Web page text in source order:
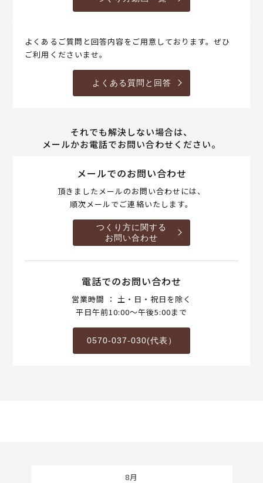
よくあるご質問と回答内容をご用意しております。ぜひ
ご利用くださいませ。
よくある質問と回答
それでも解決しない場合は、
メールかお電話でお問い合わせください。
メールでのお問い合わせ
頂きましたメールのお問い合わせには、
順次メールでご連絡いたします。
つくり方に関する
お問い合わせ
電話でのお問い合わせ
営業時間 ： 土・日・祝日を除く
平日午前10:00～午後5:00まで
0570-037-030(代表）
8月